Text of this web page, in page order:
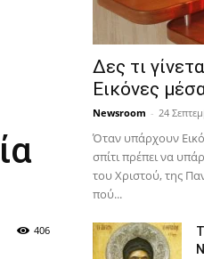
406
Δες τι
Εικόνες
Newsroom - 24
Όταν υπάρχουν
σπίτι πρέπει να
του Χριστού, της
πού...